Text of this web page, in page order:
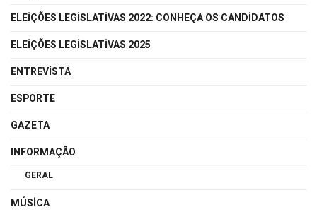
ELEIÇÕES LEGISLATIVAS 2022: CONHEÇA OS CANDIDATOS
ELEIÇÕES LEGISLATIVAS 2025
ENTREVISTA
ESPORTE
GAZETA
INFORMAÇÃO
GERAL
MÚSICA